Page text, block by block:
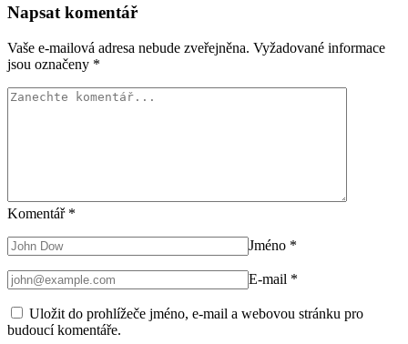
Napsat komentář
Vaše e-mailová adresa nebude zveřejněna. Vyžadované informace
jsou označeny *
Komentář *
Jméno *
E-mail *
Uložit do prohlížeče jméno, e-mail a webovou stránku pro
budoucí komentáře.